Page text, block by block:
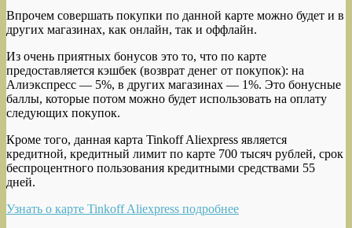
Впрочем совершать покупки по данной карте можно будет и в
других магазинах, как онлайн, так и оффлайн.
Из очень приятных бонусов это то, что по карте
предоставляется кэшбек (возврат денег от покупок): на
Алиэкспресс — 5%, в других магазинах — 1%. Это бонусные
баллы, которые потом можно будет использовать на оплату
следующих покупок.
Кроме того, данная карта Tinkoff Aliexpress является
кредитной, кредитный лимит по карте 700 тысяч рублей, срок
беспроцентного пользования кредитными средствами 55
дней.
Узнать о карте Tinkoff Aliexpress подробнее